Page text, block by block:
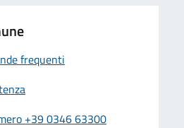
frequenti
+39 0346 63300